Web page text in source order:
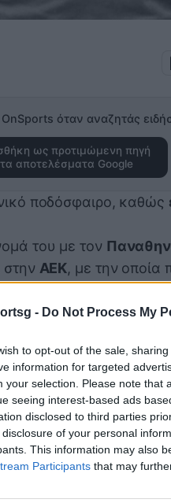
- Do Not Process My
to opt-out of the sale,
information for targeted
your selection. Please note that
seeing interest-based ads
disclosed to third parties
of your personal
This information may also
Participants that may
όταν αναζητάς
ως προτιμώμενη πηγή
αποτελέσματα Google
ποδόσφαιρο, καθώς
του με τον
στην ΑΕΚ, με την οποία
H «κιτρινόμαυρη» ΠΑΕ
τους για την
που μας προσέφερε για
και την αγάπη του
την μεγάλη της